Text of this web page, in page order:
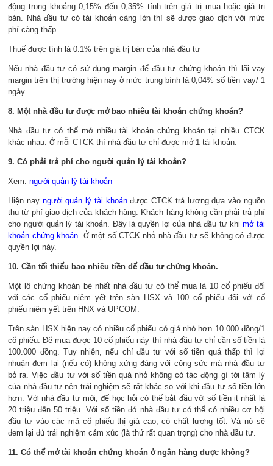
động trong khoảng 0,15% đến 0,35% tính trên giá trị mua hoặc giá trị
bán. Nhà đầu tư có tài khoản càng lớn thì sẽ được giao dịch với mức
phí càng thấp.
Thuế được tính là 0.1% trên giá trị bán của nhà đầu tư
Nếu nhà đầu tư có sử dụng margin để đầu tư chứng khoán thì lãi vay
margin trên thị trường hiện nay ở mức trung bình là 0,04% số tiền vay/ 1
ngày.
8. Một nhà đầu tư được mở bao nhiêu tài khoản chứng khoán?
Nhà đầu tư có thể mở nhiều tài khoản chứng khoán tại nhiều CTCK
khác nhau. Ở mỗi CTCK thì nhà đầu tư chỉ được mở 1 tài khoản.
9. Có phải trả phí cho người quản lý tài khoản?
Xem:người quản lý tài khoản
Hiện nay người quản lý tài khoản được CTCK trả lương dựa vào nguồn
thu từ phí giao dịch của khách hàng. Khách hàng không cần phải trả phí
cho người quản lý tài khoản. Đây là quyền lợi của nhà đầu tư khimở tài
khoản chứng khoán . Ở một số CTCK nhỏ nhà đầu tư sẽ không có được
quyền lợi này.
10. Cần tối thiểu bao nhiêu tiền để đầu tư chứng khoán.
Một lô chứng khoán bé nhất nhà đầu tư có thể mua là 10 cổ phiếu đối
với các cổ phiếu niêm yết trên sàn HSX và 100 cổ phiếu đối với cổ
phiếu niêm yết trên HNX và UPCOM.
Trên sàn HSX hiện nay có nhiều cổ phiếu có giá nhỏ hơn 10.000 đồng/1
cổ phiếu. Để mua được 10 cổ phiếu này thì nhà đầu tư chỉ cần số tiền là
100.000 đồng. Tuy nhiên, nếu chỉ đầu tư với số tiền quá thấp thì lợi
nhuận đem lại (nếu có) không xứng đáng với công sức mà nhà đầu tư
bỏ ra. Việc đầu tư với số tiền quá nhỏ không có tác động gì tới tâm lý
của nhà đầu tư nên trải nghiệm sẽ rất khác so với khi đầu tư số tiền lớn
hơn. Với nhà đầu tư mới, để học hỏi có thể bắt đầu với số tiền it nhất là
20 triệu đến 50 triệu. Với số tiền đó nhà đầu tư có thể có nhiều cơ hội
đầu tư vào các mã cổ phiếu thị giá cao, có chất lượng tốt. Và nó sẽ
đem lại đủ trải nghiệm cảm xúc (là thứ rất quan trọng) cho nhà đầu tư.
11. Có thể mở tài khoản chứng khoán ở ngân hàng được không?